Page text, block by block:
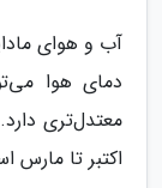
آب و هوای
دمای هوا
معتدل‌تری
اکتبر تا مارس